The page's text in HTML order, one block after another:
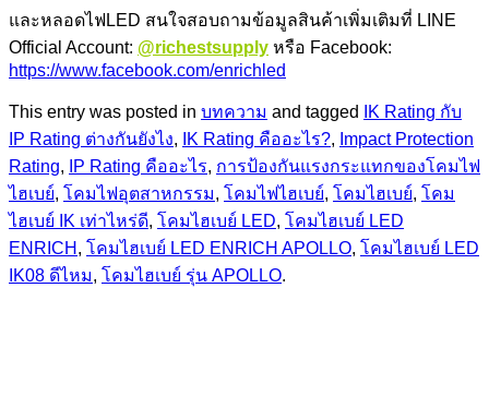
และหลอดไฟLED สนใจสอบถามข้อมูลสินค้าเพิ่มเติมที่ LINE
Official Account: @richestsupply หรือ Facebook:
https://www.facebook.com/enrichled
This entry was posted in บทความ and tagged
IK Rating กับ
IP Rating ต่างกันยังไง, IK Rating คืออะไร?, Impact Protection
Rating, IP Rating คืออะไร, การป้องกันแรงกระแทกของโคมไฟ
ไฮเบย์, โคมไฟอุตสาหกรรม, โคมไฟไฮเบย์, โคมไฮเบย์, โคม
ไฮเบย์ IK เท่าไหร่ดี, โคมไฮเบย์ LED, โคมไฮเบย์ LED
ENRICH , โคมไฮเบย์ LED ENRICH APOLLO, โคมไฮเบย์ LED
IK08 ดีไหม, โคมไฮเบย์ รุ่น APOLLO.